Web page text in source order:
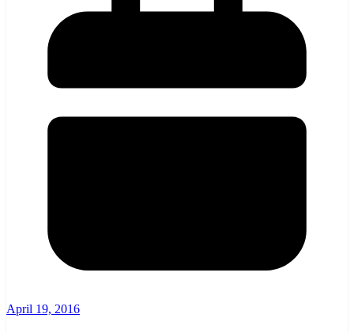
April 19, 2016